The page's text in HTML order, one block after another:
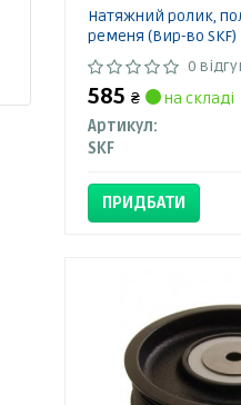
Натяжний ролик,
ременя (Вир-во SKF)
0
585 ₴
на складі
Артикул:
SKF
ПРИДБАТИ